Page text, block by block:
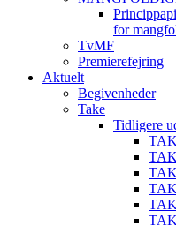
for
TvMF
Premierefejring
Aktuelt
Begivenheder
Take
Tidligere